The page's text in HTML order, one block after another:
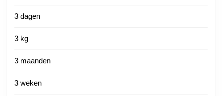
3 dagen
3 kg
3 maanden
3 weken